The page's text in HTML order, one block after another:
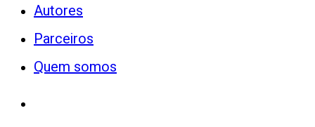
Autores
Parceiros
Quem somos